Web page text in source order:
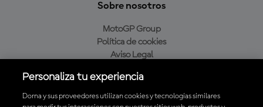
Sobre nosotros
MotoGP Group
Política de cookies
Aviso Legal
Política de compra
Personaliza tu experiencia
Dorna y sus proveedores utilizan cookies y tecnologías similares